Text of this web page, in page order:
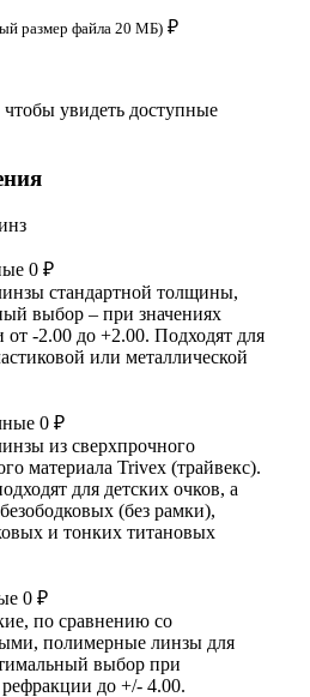
размер файла 20 МБ) ₽
чтобы увидеть доступные
0 ₽
стандартной толщины,
выбор – при значениях
от -2.00 до +2.00. Подходят для
или металлической
0 ₽
из сверхпрочного
материала Trivex (трайвекс).
для детских очков, а
(без рамки),
и тонких титановых
0 ₽
по сравнению со
полимерные линзы для
выбор при
рефракции до +/- 4.00.